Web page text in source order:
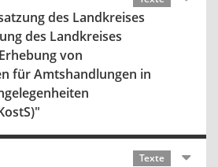
des Landkreises
des Landkreises
von
für Amtshandlungen in
Texte